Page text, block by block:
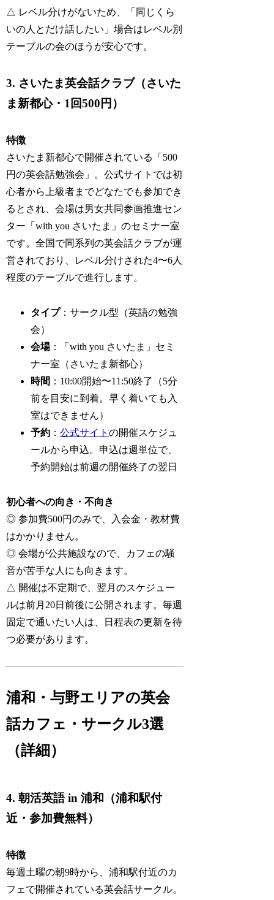
△ レベル分けがないため、「同じくら
いの人とだけ話したい」場合はレベル別
テーブルの会のほうが安心です。
3. さいたま英会話クラブ（さいた
ま新都心・1回500円）
特徴
さいたま新都心で開催されている「500
円の英会話勉強会」。公式サイトでは初
心者から上級者までどなたでも参加でき
るとされ、会場は男女共同参画推進セン
ター「with you さいたま」のセミナー室
です。全国で同系列の英会話クラブが運
営されており、レベル分けされた4〜6人
程度のテーブルで進行します。
タイプ：サークル型（英語の勉強
会）
会場：「with you さいたま」セミ
ナー室（さいたま新都心）
時間 ：10:00開始〜11:50終了（5分
前を目安に到着。早く着いても入
室はできません）
予約 ：公式サイトの開催スケジュ
ールから申込。申込は週単位で、
予約開始は前週の開催終了の翌日
初心者への向き・不向き
◎ 参加費500円のみで、入会金・教材費
はかかりません。
◎ 会場が公共施設なので、カフェの騒
音が苦手な人にも向きます。
△ 開催は不定期で、翌月のスケジュー
ルは前月20日前後に公開されます。毎週
固定で通いたい人は、日程表の更新を待
つ必要があります。
浦和・与野エリアの英会
話カフェ・サークル3選
（詳細）
4. 朝活英語 in 浦和（浦和駅付
近・参加費無料）
特徴
毎週土曜の朝9時から、浦和駅付近のカ
フェで開催されている英会話サークル。